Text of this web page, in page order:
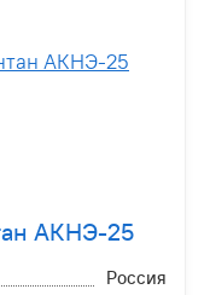
АКНЭ-25
Россия